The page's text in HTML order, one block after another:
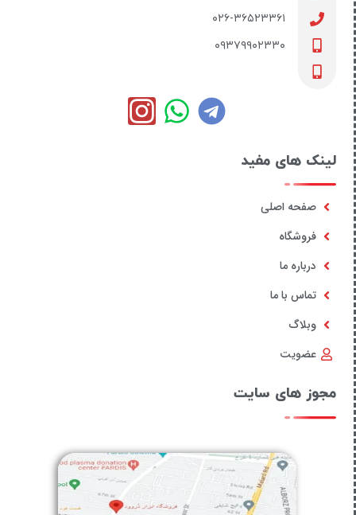
۰۲۶-۳۶۵۲۳۳۶۱
۰۹۳۷۹۹۰۲۳۳۰
لینک های مفید
صفحه اصلی
فروشگاه
درباره ما
تماس با ما
وبلاگ
عضویت
مجوز های سایت